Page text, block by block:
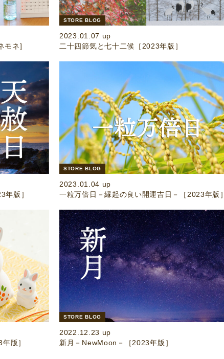
モネ]
STORE BLOG
2023.01.07 up
二十四節気と七十二候［2023年版］
年版］
STORE BLOG
2023.01.04 up
一粒万倍日－縁起の良い開運吉日－［2023年版］
版］
STORE BLOG
2022.12.23 up
新月－NewMoon－［2023年版］